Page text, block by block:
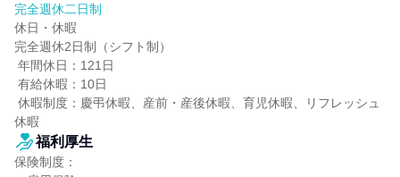
完全週休二日制
休日・休暇
完全週休2日制（シフト制）
休暇
福利厚生
保険制度：